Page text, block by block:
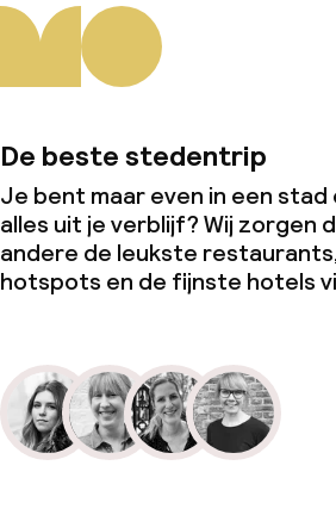
De beste stedentrip
Je bent maar even in een stad
alles uit je verblijf? Wij zorgen
andere de leukste
hotspots en de fijnste hotels